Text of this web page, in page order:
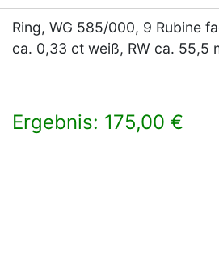
Ring, WG 585/000, 9 Rubine
ca. 0,33 ct weiß, RW ca. 55,5
Ergebnis: 175,00 €